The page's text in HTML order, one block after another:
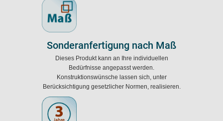
Sonderanfertigung nach Maß
Dieses Produkt kann an Ihre individuellen
Bedürfnisse angepasst werden.
Konstruktionswünsche lassen sich, unter
Berücksichtigung gesetzlicher Normen, realisieren.